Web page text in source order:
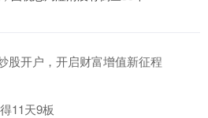
股开户，开启财富增值新征程
11天9板